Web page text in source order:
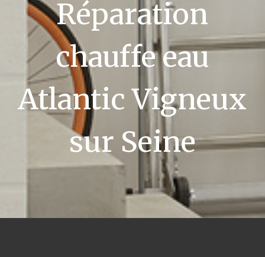
Réparation
chauffe eau
Atlantic Vigneux
sur Seine